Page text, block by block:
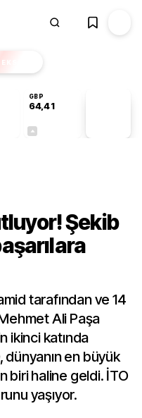
EKSTRA
GBP
64,41
Şekib
tarafından ve 14
Ali Paşa
ikinci katında
en büyük
biri haline geldi. İTO
yaşıyor.